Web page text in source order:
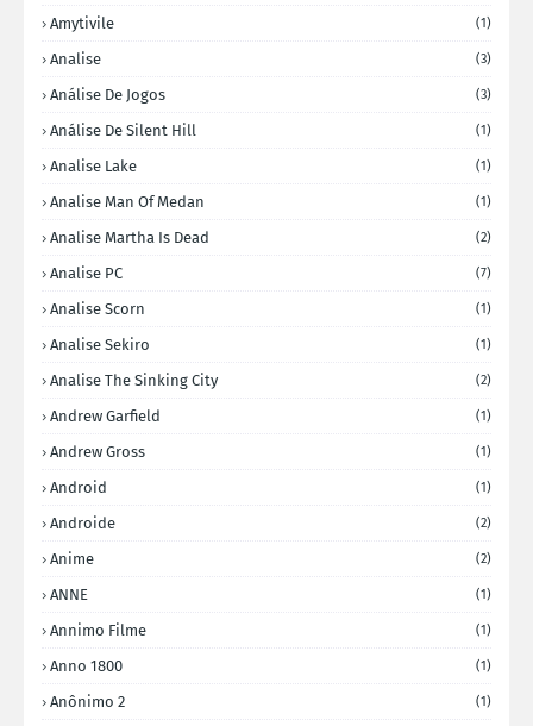
Amytivile (1)
Analise (3)
Análise De Jogos (3)
Análise De Silent Hill (1)
Analise Lake (1)
Analise Man Of Medan (1)
Analise Martha Is Dead (2)
Analise PC (7)
Analise Scorn (1)
Analise Sekiro (1)
Analise The Sinking City (2)
Andrew Garfield (1)
Andrew Gross (1)
Android (1)
Androide (2)
Anime (2)
ANNE (1)
Annimo Filme (1)
Anno 1800 (1)
Anônimo 2 (1)